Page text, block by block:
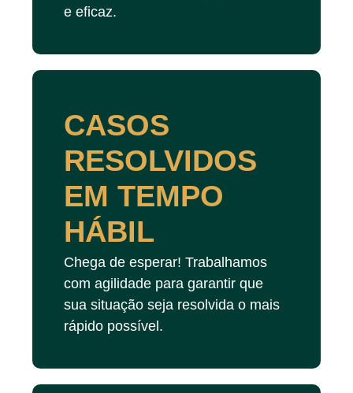
e eficaz.
CASOS
RESOLVIDOS
EM TEMPO
HÁBIL
Chega de esperar! Trabalhamos
com agilidade para garantir que
sua situação seja resolvida o mais
rápido possível.